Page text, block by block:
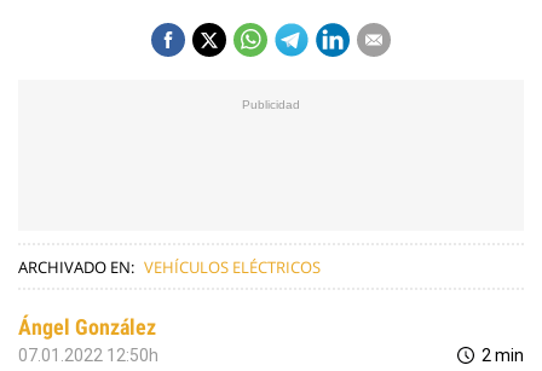
ARCHIVADO EN: VEHÍCULOS ELÉCTRICOS
Ángel González
07.01.2022 12:50h 2 min